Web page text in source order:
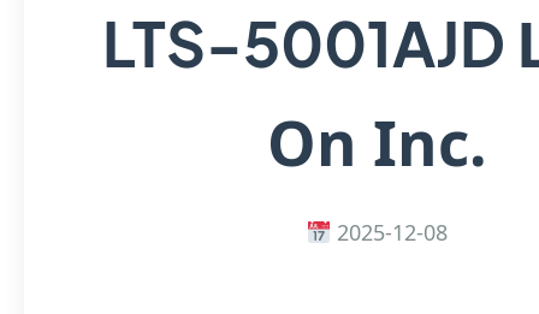
LTS-5001AJD
On Inc.
2025-12-08